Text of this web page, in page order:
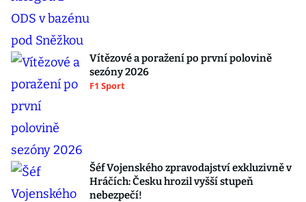
Vítězové a poražení po první polovině
sezóny 2026
F1 Sport
Šéf Vojenského zpravodajství exkluzivně v
Hráčích: Česku hrozil vyšší stupeň
nebezpečí!